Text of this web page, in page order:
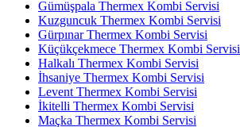
Gümüşpala Thermex Kombi Servisi
Kuzguncuk Thermex Kombi Servisi
Gürpınar Thermex Kombi Servisi
Küçükçekmece Thermex Kombi Servisi
Halkalı Thermex Kombi Servisi
İhsaniye Thermex Kombi Servisi
Levent Thermex Kombi Servisi
İkitelli Thermex Kombi Servisi
Maçka Thermex Kombi Servisi